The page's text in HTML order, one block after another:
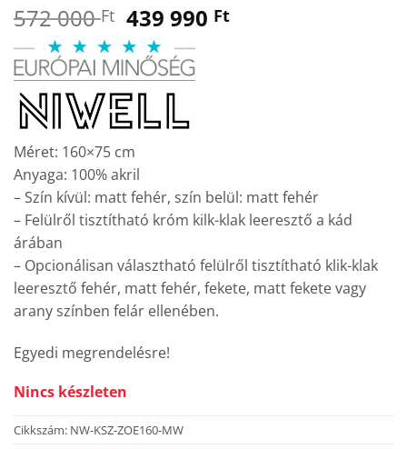
572 000Ft Original
price
was:
572
000 Ft.
439 990 FtCurrent
Méret: 160×75 cm
Anyaga: 100% akril
– Szín kívül: matt fehér, szín belül: matt fehér
– Felülről tisztítható króm kilk-klak leeresztő a kád
árában
– Opcionálisan választható felülről tisztítható klik-klak
leeresztő fehér, matt fehér, fekete, matt fekete vagy
arany színben felár ellenében.
Egyedi megrendelésre!
Nincs készleten
Cikkszám: NW-KSZ-ZOE160-MW